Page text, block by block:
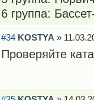
6 группа:
#34 KOSTYA »
Проверяйте